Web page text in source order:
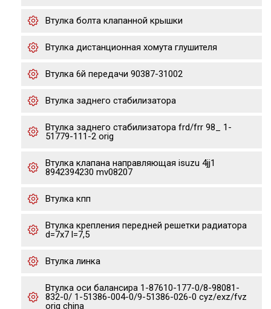
Втулка болта клапанной крышки
Втулка дистанционная хомута глушителя
Втулка 6й передачи 90387-31002
Втулка заднего стабилизатора
Втулка заднего стабилизатора frd/frr 98_ 1-
51779-111-2 orig
Втулка клапана направляющая isuzu 4jj1
8942394230 mv08207
Втулка кпп
Втулка крепления передней решетки радиатора
d=7x7 l=7,5
Втулка линка
Втулка оси балансира 1-87610-177-0/8-98081-
832-0/ 1-51386-004-0/9-51386-026-0 cyz/exz/fvz
orig china